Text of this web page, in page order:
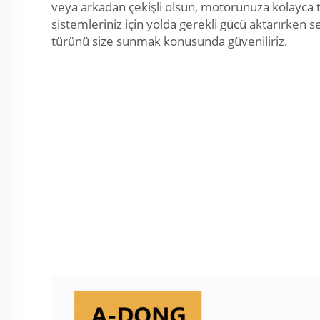
veya arkadan çekişli olsun, motorunuza kolayca
sistemleriniz için yolda gerekli gücü aktarırken
türünü size sunmak konusunda güveniliriz.